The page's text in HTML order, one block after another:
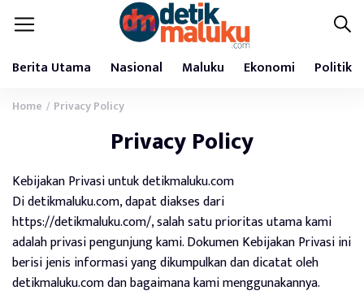
Berita Utama Nasional Maluku Ekonomi Politik
Home / Privacy Policy
Privacy Policy
Kebijakan Privasi untuk detikmaluku.com
Di detikmaluku.com, dapat diakses dari
https://detikmaluku.com/, salah satu prioritas utama kami
adalah privasi pengunjung kami. Dokumen Kebijakan Privasi ini
berisi jenis informasi yang dikumpulkan dan dicatat oleh
detikmaluku.com dan bagaimana kami menggunakannya.